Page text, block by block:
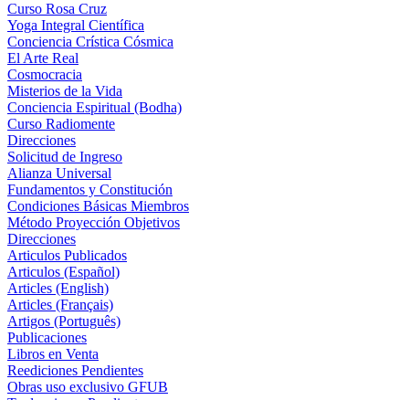
Curso Rosa Cruz
Yoga Integral Científica
Conciencia Crística Cósmica
El Arte Real
Cosmocracia
Misterios de la Vida
Conciencia Espiritual (Bodha)
Curso Radiomente
Direcciones
Solicitud de Ingreso
Alianza Universal
Fundamentos y Constitución
Condiciones Básicas Miembros
Método Proyección Objetivos
Direcciones
Articulos Publicados
Articulos (Español)
Articles (English)
Articles (Français)
Artigos (Português)
Publicaciones
Libros en Venta
Reediciones Pendientes
Obras uso exclusivo GFUB